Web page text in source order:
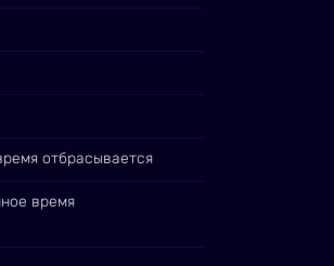
отбрасывается
время